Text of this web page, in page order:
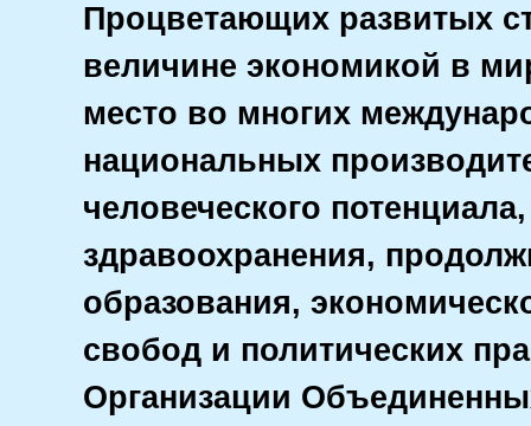
Процветающих развитых
величине экономикой в
место во многих
национальных
человеческого
здравоохранения,
образования,
свобод и политических
Организации